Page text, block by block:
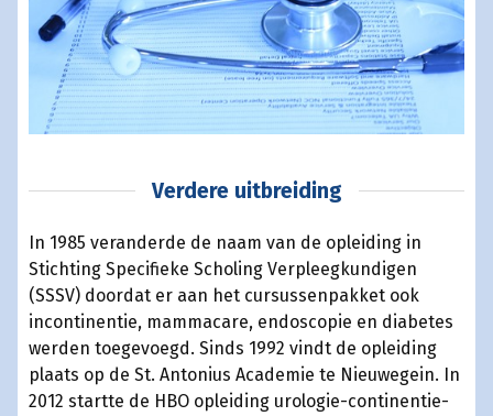
Verdere uitbreiding
In 1985 veranderde de naam van de opleiding in
Stichting Specifieke Scholing Verpleegkundigen
(SSSV) doordat er aan het cursussenpakket ook
incontinentie, mammacare, endoscopie en diabetes
werden toegevoegd. Sinds 1992 vindt de opleiding
plaats op de St. Antonius Academie te Nieuwegein. In
2012 startte de HBO opleiding urologie-continentie-